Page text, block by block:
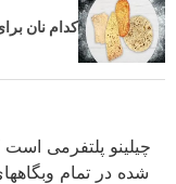
کدام نان
چیلینو پلتفرمی
شده در تمام